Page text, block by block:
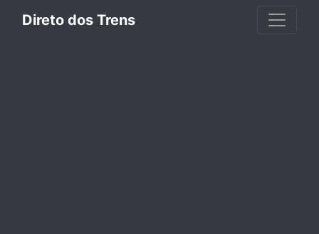
Direto dos Trens